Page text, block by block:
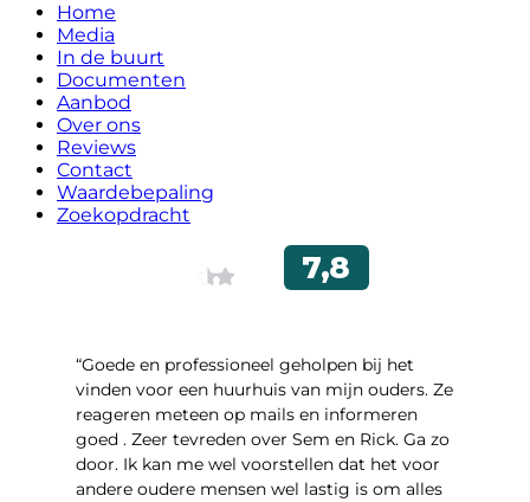
Home
Media
In de buurt
Documenten
Aanbod
Over ons
Reviews
Contact
Waardebepaling
Zoekopdracht
“Goede en professioneel geholpen bij het
vinden voor een huurhuis van mijn ouders. Ze
reageren meteen op mails en informeren
goed . Zeer tevreden over Sem en Rick. Ga zo
door. Ik kan me wel voorstellen dat het voor
andere oudere mensen wel lastig is om alles